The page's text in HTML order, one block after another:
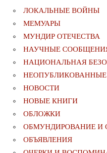
ЛОКАЛЬНЫЕ ВОЙНЫ
МЕМУАРЫ
МУНДИР ОТЕЧЕСТВА
НАУЧНЫЕ
НАЦИОНАЛЬНАЯ
НОВОСТИ
НОВЫЕ КНИГИ
ОБЛОЖКИ
ОБМУНДИРОВАНИЕ И
ОБЪЯВЛЕНИЯ